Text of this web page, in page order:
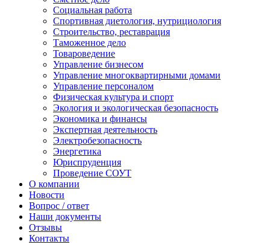
Социальная работа
Спортивная диетология, нутрициология
Строительство, реставрация
Таможенное дело
Товароведение
Управление бизнесом
Управление многоквартирными домами
Управление персоналом
Физическая культура и спорт
Экология и экологическая безопасность
Экономика и финансы
Экспертная деятельность
Электробезопасность
Энергетика
Юриспруденция
Проведение СОУТ
О компании
Новости
Вопрос / ответ
Наши документы
Отзывы
Контакты